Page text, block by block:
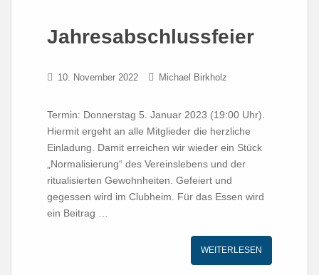
Jahresabschlussfeier
10. November 2022 Michael Birkholz
Termin: Donnerstag 5. Januar 2023 (19:00 Uhr).
Hiermit ergeht an alle Mitglieder die herzliche
Einladung. Damit erreichen wir wieder ein Stück
„Normalisierung“ des Vereinslebens und der
ritualisierten Gewohnheiten. Gefeiert und
gegessen wird im Clubheim. Für das Essen wird
ein Beitrag …
WEITERLESEN